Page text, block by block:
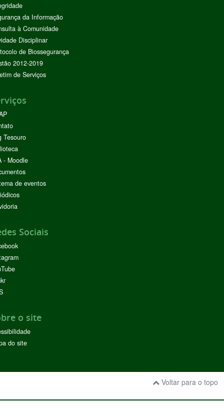
da Informação
à Comunidade
Disciplinar
de Biossegurança
2012-2019
de Serviços
Tesouro
- Moodle
de eventos
Sociais
o site
do site
Voltar para o topo